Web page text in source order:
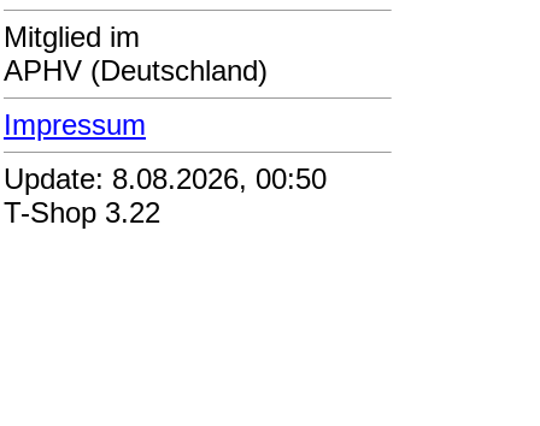
Mitglied im
APHV (Deutschland)
Impressum
Update: 8.08.2026, 00:50
T-Shop 3.22